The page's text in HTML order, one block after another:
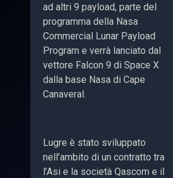
ad altri 9 payload, parte del
programma della Nasa
Commercial Lunar Payload
Program e verrà lanciato dal
vettore Falcon 9 di Space X
dalla base Nasa di Cape
Canaveral.
Lugre è stato sviluppato
nell’ambito di un contratto tra
l’Asi e la società Qascom e il